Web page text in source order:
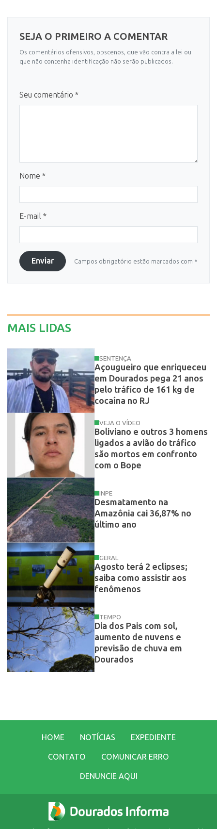
SEJA O PRIMEIRO A COMENTAR
Os comentários ofensivos, obscenos, que vão contra a lei ou
que não contenha identificação não serão publicados.
Seu comentário *
Nome *
E-mail *
Enviar Campos obrigatório estão marcados com *
MAIS LIDAS
SENTENÇA
Açougueiro que enriqueceu
em Dourados pega 21 anos
pelo tráfico de 161 kg de
cocaína no RJ
VEJA O VÍDEO
Boliviano e outros 3 homens
ligados a avião do tráfico
são mortos em confronto
com o Bope
INPE
Desmatamento na
Amazônia cai 36,87% no
último ano
GERAL
Agosto terá 2 eclipses;
saiba como assistir aos
fenômenos
TEMPO
Dia dos Pais com sol,
aumento de nuvens e
previsão de chuva em
Dourados
HOME NOTÍCIAS EXPEDIENTE
CONTATO COMUNICAR ERRO
DENUNCIE AQUI